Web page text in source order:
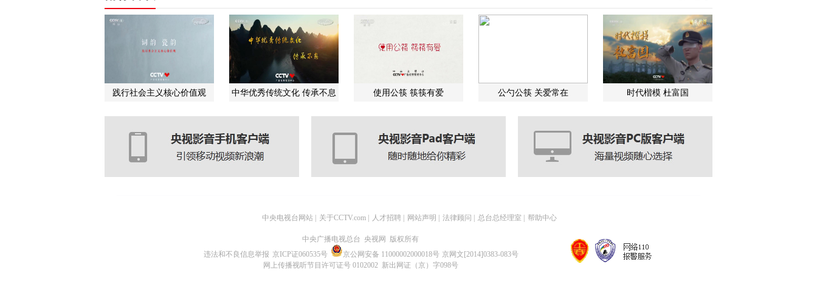
践行社会主义核心价值观 中华优秀传统文化 传承不息 使用公筷 筷筷有爱 公勺公筷 关爱常在 时代楷模 杜富国
中央电视台网站 关于CCTV.com 人才招聘 网站声明 法律顾问 总台总经理室 帮助中心
中央广播电视总台 央视网 版权所有
违法和不良信息举报 京ICP证060535号 京公网安备 11000002000018号 京网文[2014]0383-083号
网上传播视听节目许可证号 0102002 新出网证（京）字098号